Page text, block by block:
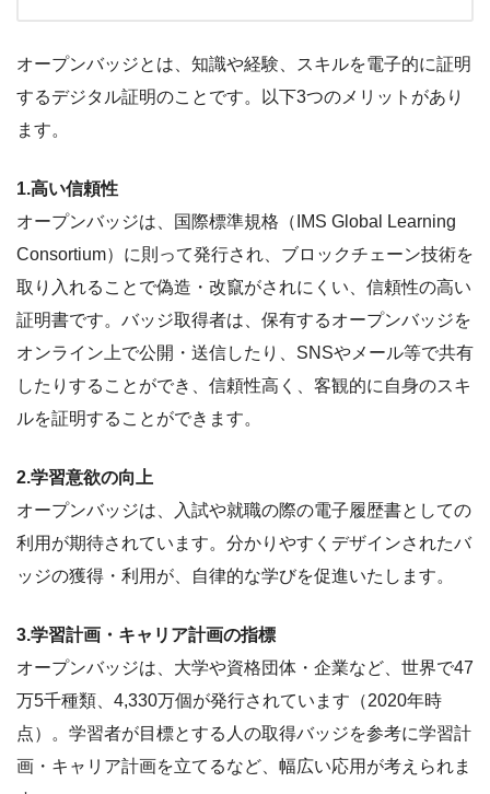
オープンバッジとは、知識や経験、スキルを電子的に証明
するデジタル証明のことです。以下3つのメリットがあり
ます。
1.高い信頼性
オープンバッジは、国際標準規格（IMS Global Learning
Consortium）に則って発行され、ブロックチェーン技術を
取り入れることで偽造・改竄がされにくい、信頼性の高い
証明書です。バッジ取得者は、保有するオープンバッジを
オンライン上で公開・送信したり、SNSやメール等で共有
したりすることができ、信頼性高く、客観的に自身のスキ
ルを証明することができます。
2.学習意欲の向上
オープンバッジは、入試や就職の際の電子履歴書としての
利用が期待されています。分かりやすくデザインされたバ
ッジの獲得・利用が、自律的な学びを促進いたします。
3.学習計画・キャリア計画の指標
オープンバッジは、大学や資格団体・企業など、世界で47
万5千種類、4,330万個が発行されています（2020年時
点）。学習者が目標とする人の取得バッジを参考に学習計
画・キャリア計画を立てるなど、幅広い応用が考えられま